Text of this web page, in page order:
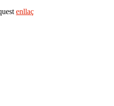
enllaç